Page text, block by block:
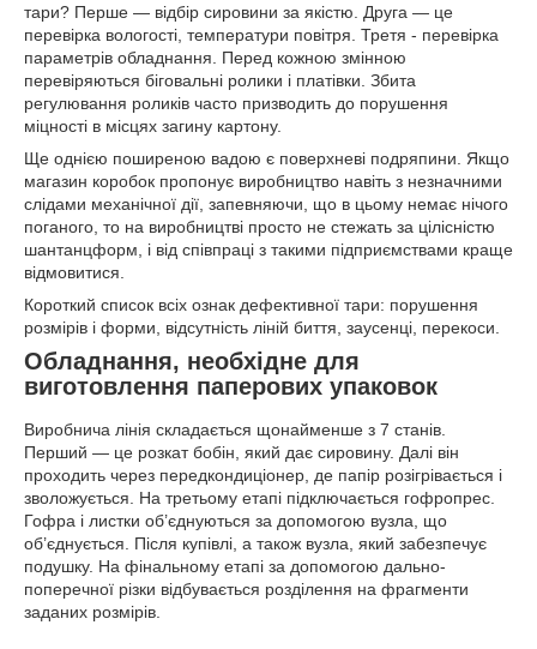
тари? Перше — відбір сировини за якістю. Друга — це
перевірка вологості, температури повітря. Третя - перевірка
параметрів обладнання. Перед кожною змінною
перевіряються біговальні ролики і платівки. Збита
регулювання роликів часто призводить до порушення
міцності в місцях загину картону.
Ще однією поширеною вадою є поверхневі подряпини. Якщо
магазин коробок пропонує виробництво навіть з незначними
слідами механічної дії, запевняючи, що в цьому немає нічого
поганого, то на виробництві просто не стежать за цілісністю
шантанцформ, і від співпраці з такими підприємствами краще
відмовитися.
Короткий список всіх ознак дефективної тари: порушення
розмірів і форми, відсутність ліній биття, заусенці, перекоси.
Обладнання, необхідне для
виготовлення паперових упаковок
Виробнича лінія складається щонайменше з 7 станів.
Перший — це розкат бобін, який дає сировину. Далі він
проходить через передкондиціонер, де папір розігрівається і
зволожується. На третьому етапі підключається гофропрес.
Гофра і листки об’єднуються за допомогою вузла, що
об’єднується. Після купівлі, а також вузла, який забезпечує
подушку. На фінальному етапі за допомогою дально-
поперечної різки відбувається розділення на фрагменти
заданих розмірів.